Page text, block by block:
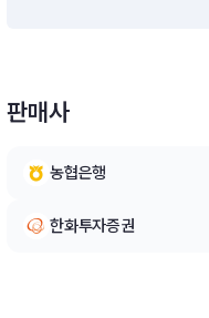
익을 추구합니다.(1) 투자
easury Total Return
권형 ETF를 우선적으로
안하여 투자대상 ETF 최
판매사
농협은행
한화투자증권